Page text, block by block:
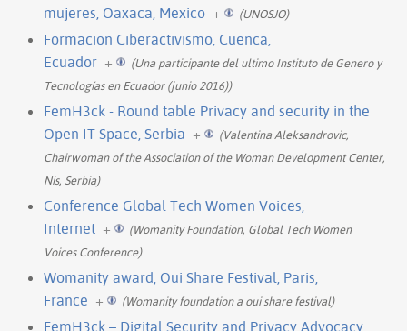
mujeres, Oaxaca, Mexico + (UNOSJO)
Formacion Ciberactivismo, Cuenca,
Ecuador +
(Una participante del ultimo Instituto de Genero y
Tecnologías en Ecuador (junio 2016))
FemH3ck - Round table Privacy and security in the
Open IT Space, Serbia +
(Valentina Aleksandrovic,
Chairwoman of the Association of the Woman Development Center,
Nis, Serbia)
Conference Global Tech Women Voices,
Internet +
(Womanity Foundation, Global Tech Women
Voices Conference)
Womanity award, Oui Share Festival, Paris,
France + (Womanity foundation a oui share festival)
FemH3ck – Digital Security and Privacy Advocacy